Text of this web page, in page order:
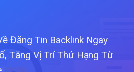
Đăng Tin Backlink Ngay
Tăng Vị Trí Thứ Hạng Từ